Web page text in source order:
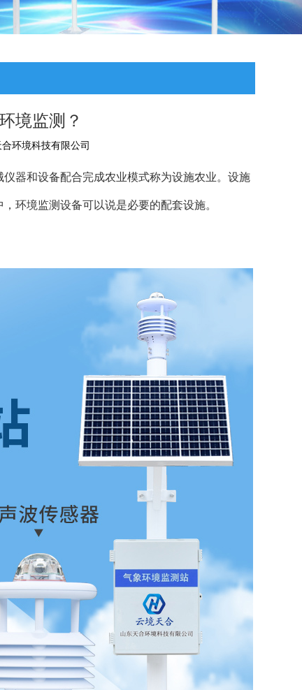
境监测？
合环境科技有限公司
器和设备配合完成农业模式称为设施农业。设施
环境监测设备可以说是必要的配套设施。